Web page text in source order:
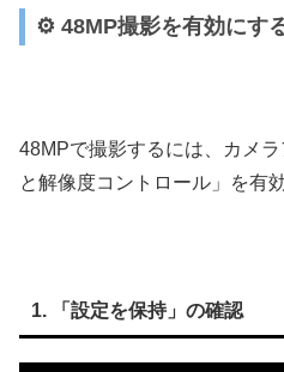
⚙️ 48MP撮影を有効にす
48MPで撮影するには、カメ
と解像度コントロール」を有
1. 「設定を保持」の確認